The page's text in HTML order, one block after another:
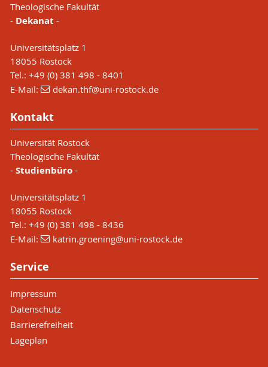
Theologische Fakultät
- Dekanat -
Universitätsplatz 1
18055 Rostock
Tel.: +49 (0) 381 498 - 8401
E-Mail:
dekan.thf@uni-rostock.de
Kontakt
Universität Rostock
Theologische Fakultät
- Studienbüro -
Universitätsplatz 1
18055 Rostock
Tel.: +49 (0) 381 498 - 8436
E-Mail:
katrin.groening@uni-rostock.de
Service
Impressum
Datenschutz
Barrierefreiheit
Lageplan